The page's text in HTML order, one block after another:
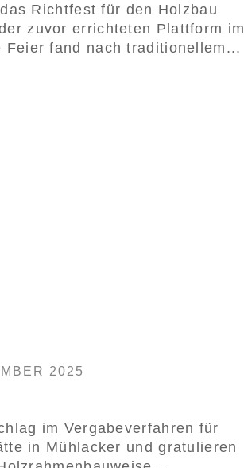
Richtfest für den Holzbau
zuvor errichteten Plattform im
Feier fand nach traditionellem...
2025
im Vergabeverfahren für
in Mühlacker und gratulieren